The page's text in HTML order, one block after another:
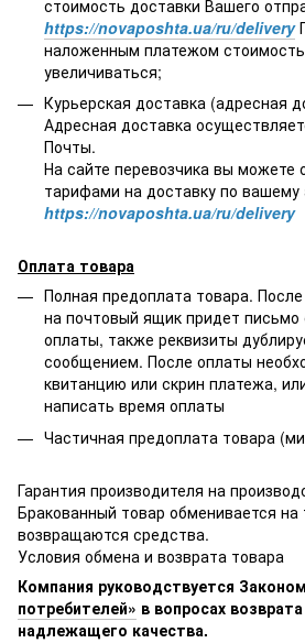
стоимость доставки Вашего
https://novaposhta.ua/ru/delivery
наложенным платежом
увеличиваться;
Курьерская доставка (адресная
Адресная доставка
Почты.
На сайте перевозчика вы можете
тарифами на доставку по вашему
https://novaposhta.ua/ru/delivery
Оплата товара
Полная предоплата товара.
на почтовый ящик придет письмо
оплаты, также реквизиты
сообщением. После оплаты
квитанцию или скрин платежа,
написать время оплаты
Частичная предоплата товара
Гарантия производителя на
Бракованный товар обменивается
возвращаются средства.
Условия обмена и возврата товара
Компания руководствуется Законом
потребителей» в вопросах
надлежащего качества.